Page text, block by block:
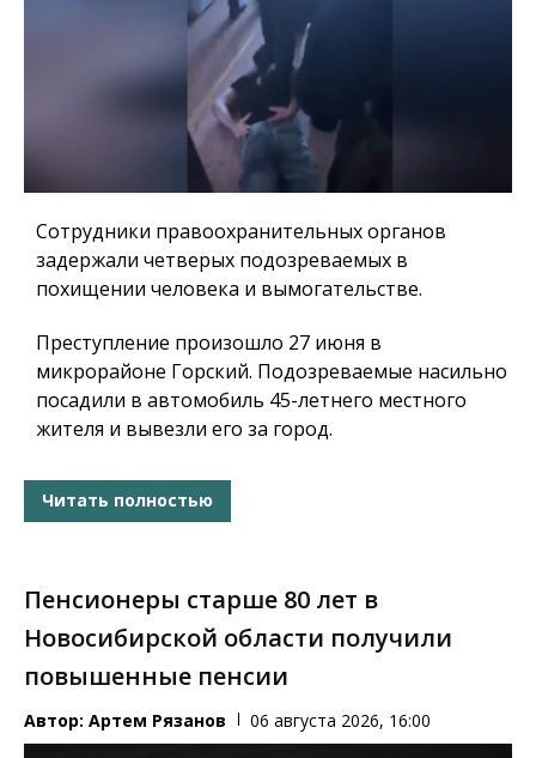
Сотрудники правоохранительных органов
задержали четверых подозреваемых в
похищении человека и вымогательстве.
Преступление произошло 27 июня в
микрорайоне Горский. Подозреваемые насильно
посадили в автомобиль 45-летнего местного
жителя и вывезли его за город.
Читать полностью
Пенсионеры старше 80 лет в
Новосибирской области получили
повышенные пенсии
Автор: Артем Рязанов 06 августа 2026, 16:00